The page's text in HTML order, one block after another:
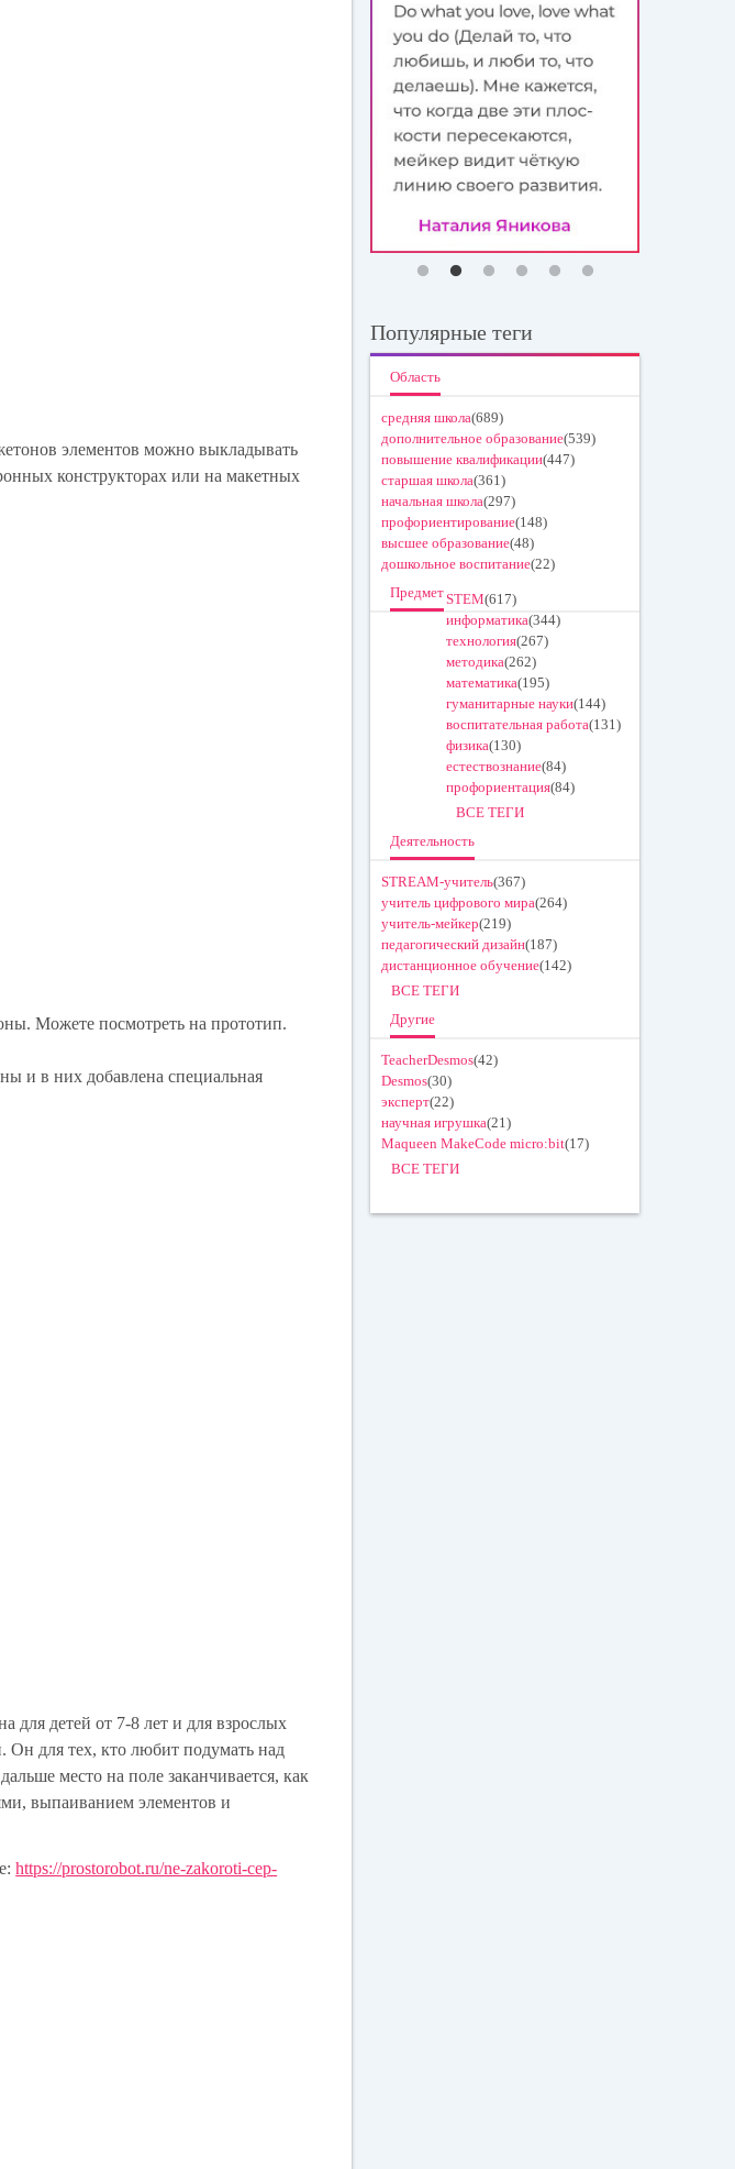
элементов можно выкладывать
конструкторах или на макетных
Можете посмотреть на прототип.
и в них добавлена специальная
детей от 7-8 лет и для взрослых
Он для тех, кто любит подумать над
место на поле заканчивается, как
выпаиванием элементов и
https://prostorobot.ru/ne-zakoroti-cep-
Популярные теги
Область
средняя школа(689)
дополнительное образование(539)
повышение квалификации(447)
старшая школа(361)
начальная школа(297)
профориентирование(148)
высшее образование(48)
дошкольное воспитание(22)
ПредметSTEM(617)
информатика(344)
технология(267)
методика(262)
математика(195)
гуманитарные науки(144)
воспитательная работа(131)
физика(130)
естествознание(84)
профориентация(84)
ВСЕ ТЕГИ
Деятельность
STREAM-учитель(367)
учитель цифрового мира(264)
учитель-мейкер(219)
педагогический дизайн(187)
дистанционное обучение(142)
ВСЕ ТЕГИ
Другие
TeacherDesmos(42)
Desmos(30)
эксперт(22)
научная игрушка(21)
Maqueen MakeCode micro:bit(17)
ВСЕ ТЕГИ